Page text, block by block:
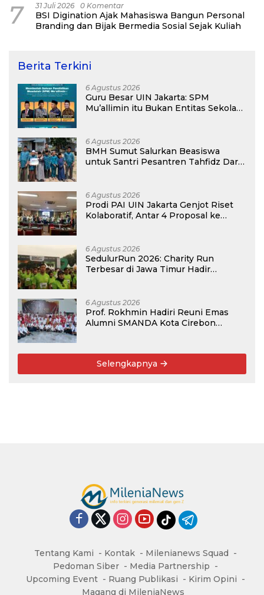
7 31 Juli 2026 0 Komentar
BSI Digination Ajak Mahasiswa Bangun Personal
Branding dan Bijak Bermedia Sosial Sejak Kuliah
Berita Terkini
6 Agustus 2026
Guru Besar UIN Jakarta: SPM
Mu’allimin itu Bukan Entitas Sekolah
6 Agustus 2026
BMH Sumut Salurkan Beasiswa
untuk Santri Pesantren Tahfidz Darul
6 Agustus 2026
Prodi PAI UIN Jakarta Genjot Riset
Kolaboratif, Antar 4 Proposal ke
6 Agustus 2026
SedulurRun 2026: Charity Run
Terbesar di Jawa Timur Hadir
Guru Honorer
6 Agustus 2026
Prof. Rokhmin Hadiri Reuni Emas
Alumni SMANDA Kota Cirebon
Selengkapnya
Tentang Kami Kontak
Milenianews Squad
Pedoman Siber
Media Partnership
Upcoming Event
Ruang Publikasi
Kirim Opini
Magang di MileniaNews